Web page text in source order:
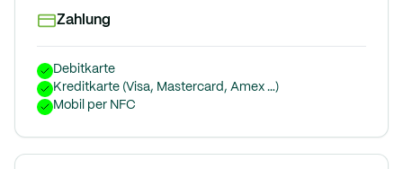
Zahlung
Debitkarte
Kreditkarte (Visa, Mastercard, Amex …)
Mobil per NFC